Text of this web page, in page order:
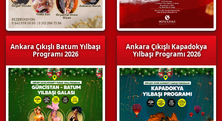
Ankara Çıkışlı Batum Yılbaşı
Programı 2026
Ankara Çıkışlı Kapadokya
Yılbaşı Programı 2026